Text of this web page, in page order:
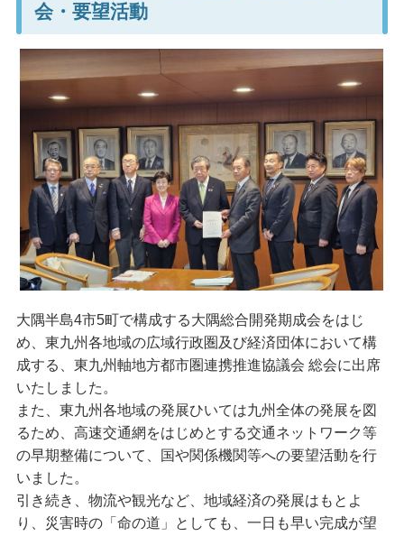
会・要望活動
大隅半島4市5町で構成する大隅総合開発期成会をはじ
め、東九州各地域の広域行政圏及び経済団体において構
成する、東九州軸地方都市圏連携推進協議会 総会に出席
いたしました。
また、東九州各地域の発展ひいては九州全体の発展を図
るため、高速交通網をはじめとする交通ネットワーク等
の早期整備について、国や関係機関等への要望活動を行
いました。
引き続き、物流や観光など、地域経済の発展はもとよ
り、災害時の「命の道」としても、一日も早い完成が望